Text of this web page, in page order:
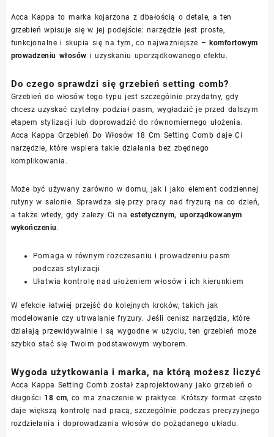
Acca Kappa to marka kojarzona z dbałością o detale, a ten
grzebień wpisuje się w jej podejście: narzędzie jest proste,
funkcjonalne i skupia się na tym, co najważniejsze – komfortowym
prowadzeniu włosów i uzyskaniu uporządkowanego efektu.
Do czego sprawdzi się grzebień setting comb?
Grzebień do włosów tego typu jest szczególnie przydatny, gdy
chcesz uzyskać czytelny podział pasm, wygładzić je przed dalszym
etapem stylizacji lub doprowadzić do równomiernego ułożenia.
Acca Kappa Grzebień Do Włosów 18 Cm Setting Comb daje Ci
narzędzie, które wspiera takie działania bez zbędnego
komplikowania.
Może być używany zarówno w domu, jak i jako element codziennej
rutyny w salonie. Sprawdza się przy pracy nad fryzurą na co dzień,
a także wtedy, gdy zależy Ci naestetycznym, uporządkowanym
wykończeniu .
Pomaga w równym rozczesaniu i prowadzeniu pasm
podczas stylizacji
Ułatwia kontrolę nad ułożeniem włosów i ich kierunkiem
W efekcie łatwiej przejść do kolejnych kroków, takich jak
modelowanie czy utrwalanie fryzury. Jeśli cenisz narzędzia, które
działają przewidywalnie i są wygodne w użyciu, ten grzebień może
szybko stać się Twoim podstawowym wyborem.
Wygoda użytkowania i marka, na którą możesz liczyć
Acca Kappa Setting Comb został zaprojektowany jako grzebień o
długości 18 cm, co ma znaczenie w praktyce. Krótszy format często
daje większą kontrolę nad pracą, szczególnie podczas precyzyjnego
rozdzielania i doprowadzania włosów do pożądanego układu.